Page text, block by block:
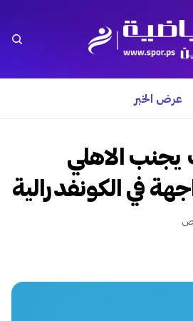
عرض الخبر
يجنب الاهلي
في الكونفدرالية